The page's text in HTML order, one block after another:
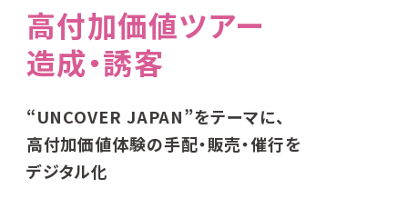
⾼付加価値ツアー
造成・誘客
“UNCOVER JAPAN”をテーマに、
高付加価値体験の手配・販売・催行を
デジタル化